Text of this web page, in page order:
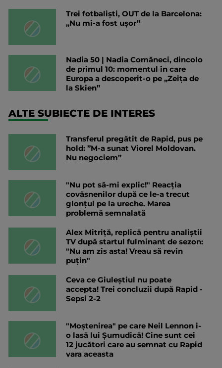
Trei fotbaliști, OUT de la Barcelona:
„Nu mi-a fost ușor”
Nadia 50 | Nadia Comăneci, dincolo
de primul 10: momentul în care
Europa a descoperit-o pe „Zeița de
la Skien”
ALTE SUBIECTE DE INTERES
Transferul pregătit de Rapid, pus pe
hold: ”M-a sunat Viorel Moldovan.
Nu negociem”
"Nu pot să-mi explic!" Reacția
covăsnenilor după ce le-a trecut
glonțul pe la ureche. Marea
problemă semnalată
Alex Mitriță, replică pentru analiștii
TV după startul fulminant de sezon:
"Nu am zis asta! Vreau să revin
puțin"
Ceva ce Giuleștiul nu poate
accepta! Trei concluzii după Rapid -
Sepsi 2-2
"Moștenirea" pe care Neil Lennon i-
o lasă lui Șumudică! Cine sunt cei
12 jucători care au semnat cu Rapid
vara aceasta